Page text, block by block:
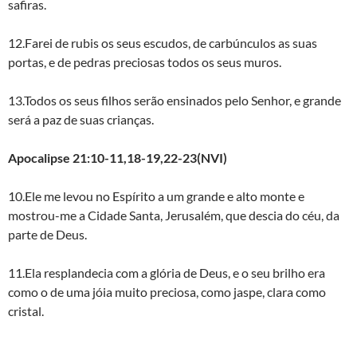
safiras.
12.Farei de rubis os seus escudos, de carbúnculos as suas
portas, e de pedras preciosas todos os seus muros.
13.Todos os seus filhos serão ensinados pelo Senhor, e grande
será a paz de suas crianças.
Apocalipse 21:10-11,18-19,22-23(NVI)
10.Ele me levou no Espírito a um grande e alto monte e
mostrou-me a Cidade Santa, Jerusalém, que descia do céu, da
parte de Deus.
11.Ela resplandecia com a glória de Deus, e o seu brilho era
como o de uma jóia muito preciosa, como jaspe, clara como
cristal.